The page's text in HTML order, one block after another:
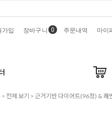
가입 장바구니 0 주문내역 마이
> 전체 보기 > 근거기반 다이어트(96정) & 쾌